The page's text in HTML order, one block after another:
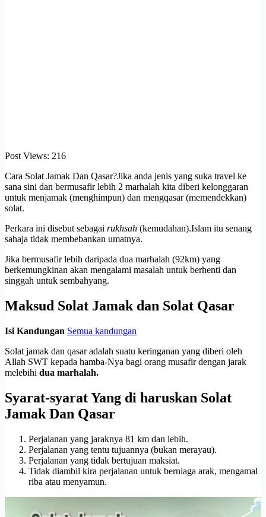
Post Views: 216
Cara Solat Jamak Dan Qasar?Jika anda jenis yang suka travel ke
sana sini dan bermusafir lebih 2 marhalah kita diberi kelonggaran
untuk menjamak (menghimpun) dan mengqasar (memendekkan)
solat.
Perkara ini disebut sebagai rukhsah (kemudahan).Islam itu senang
sahaja tidak membebankan umatnya.
Jika bermusafir lebih daripada dua marhalah (92km) yang
berkemungkinan akan mengalami masalah untuk berhenti dan
singgah untuk sembahyang.
Maksud Solat Jamak dan Solat Qasar
Isi Kandungan Semua kandungan
Solat jamak dan qasar adalah suatu keringanan yang diberi oleh
Allah SWT kepada hamba-Nya bagi orang musafir dengan jarak
melebihi dua marhalah.
Syarat-syarat Yang di haruskan Solat
Jamak Dan Qasar
Perjalanan yang jaraknya 81 km dan lebih.
Perjalanan yang tentu tujuannya (bukan merayau).
Perjalanan yang tidak bertujuan maksiat.
Tidak diambil kira perjalanan untuk berniaga arak, mengamal
riba atau menyamun.